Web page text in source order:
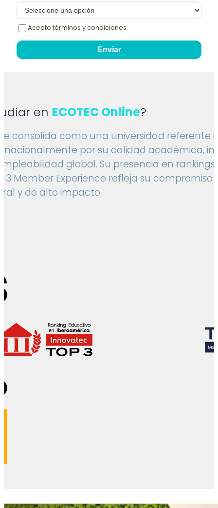
Acepto términos y condiciones
Enviar
en ECOTEC Online?
se consolida como una universidad referente
por su calidad académica,
global. Su presencia en rankings
3 Member Experience refleja su compromiso
y de alto impacto.